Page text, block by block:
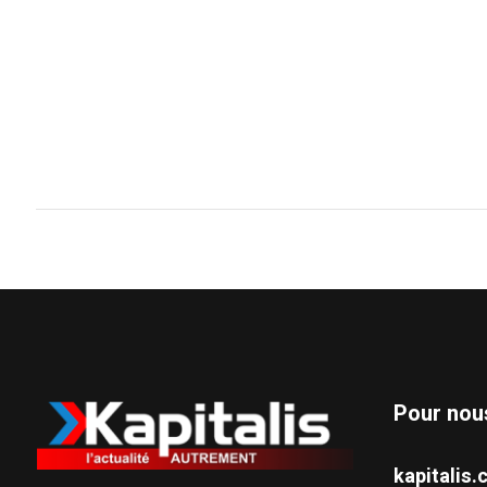
Pour